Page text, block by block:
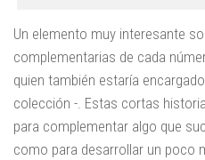
Un elemento muy interesante
complementarias de cada
quien también estaría
colección -. Estas cortas
para complementar algo que
como para desarrollar un poco